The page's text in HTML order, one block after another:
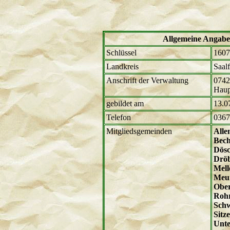
Allgemeine
Schlüssel
Landkreis
Anschrift der Verwaltung
gebildet am
Telefon
Mitgliedsgemeinden